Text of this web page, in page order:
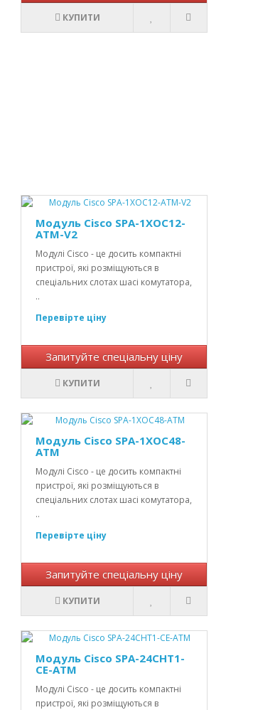
КУПИТИ
Модуль Cisco SPA-1XOC12-
ATM-V2
Модулі Cisco - це досить компактні
пристрої, які розміщуються в
спеціальних слотах шасі комутатора,
..
Перевірте ціну
Запитуйте спеціальну ціну
КУПИТИ
Модуль Cisco SPA-1XOC48-
ATM
Модулі Cisco - це досить компактні
пристрої, які розміщуються в
спеціальних слотах шасі комутатора,
..
Перевірте ціну
Запитуйте спеціальну ціну
КУПИТИ
Модуль Cisco SPA-24CHT1-
CE-ATM
Модулі Cisco - це досить компактні
пристрої, які розміщуються в